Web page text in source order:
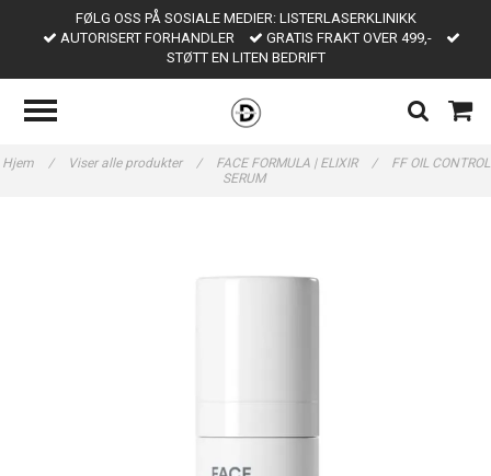
FØLG OSS PÅ SOSIALE MEDIER: LISTERLASERKLINIKK
AUTORISERT FORHANDLER
GRATIS FRAKT OVER 499,-
STØTT EN LITEN BEDRIFT
Hjem / Viser alle produkter / FACE FORMULA | ELIXIR /
FF OIL CONTROL
SERUM